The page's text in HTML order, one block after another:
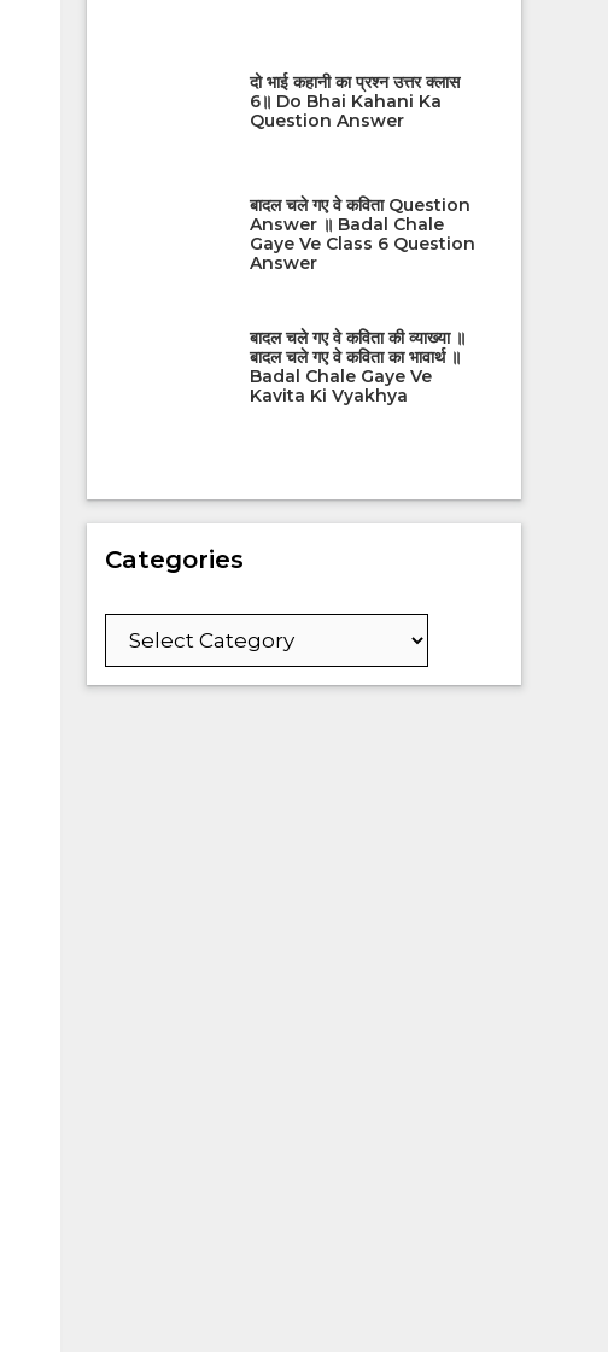
दो भाई कहानी का प्रश्न उत्तर क्लास
6॥ Do Bhai Kahani Ka
Question Answer
बादल चले गए वे कविता Question
Answer ॥ Badal Chale
Gaye Ve Class 6 Question
Answer
बादल चले गए वे कविता की व्याख्या ॥
बादल चले गए वे कविता का भावार्थ ॥
Badal Chale Gaye Ve
Kavita Ki Vyakhya
Categories
Categories